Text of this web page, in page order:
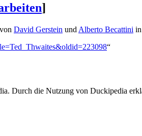
]
David Gerstein und Alberto Becattini in
“
Durch die Nutzung von Duckipedia